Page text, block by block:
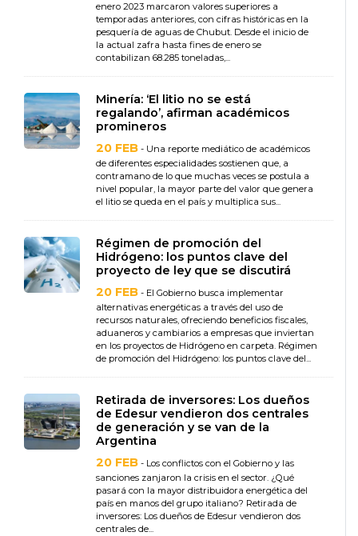
enero 2023 marcaron valores superiores a
temporadas anteriores, con cifras históricas en la
pesquería de aguas de Chubut. Desde el inicio de
la actual zafra hasta fines de enero se
contabilizan 68.285 toneladas,...
Minería: ‘El litio no se está
regalando’, afirman académicos
promineros
20 FEB - Una reporte mediático de académicos
de diferentes especialidades sostienen que, a
contramano de lo que muchas veces se postula a
nivel popular, la mayor parte del valor que genera
el litio se queda en el país y multiplica sus...
Régimen de promoción del
Hidrógeno: los puntos clave del
proyecto de ley que se discutirá
20 FEB - El Gobierno busca implementar
alternativas energéticas a través del uso de
recursos naturales, ofreciendo beneficios fiscales,
aduaneros y cambiarios a empresas que inviertan
en los proyectos de Hidrógeno en carpeta. Régimen
de promoción del Hidrógeno: los puntos clave del...
Retirada de inversores: Los dueños
de Edesur vendieron dos centrales
de generación y se van de la
Argentina
20 FEB - Los conflictos con el Gobierno y las
sanciones zanjaron la crisis en el sector. ¿Qué
pasará con la mayor distribuidora energética del
país en manos del grupo italiano? Retirada de
inversores: Los dueños de Edesur vendieron dos
centrales de...